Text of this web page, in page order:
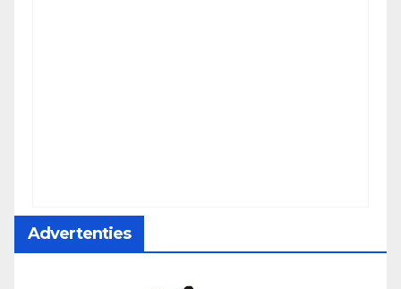
Advertenties